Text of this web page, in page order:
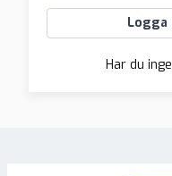
Logga
Har du